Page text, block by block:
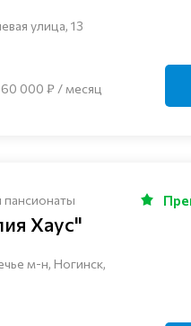
улица, 13
60 000 ₽ / месяц
пансионаты
Хаус"
м-н, Ногинск,